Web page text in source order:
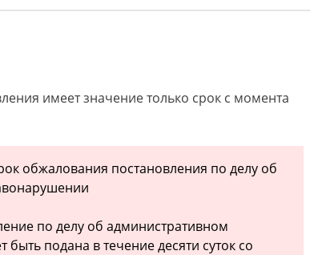
имеет значение только срок с момента
обжалования постановления по делу об
по делу об административном
подана в течение десяти суток со